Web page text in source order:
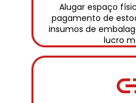
Alugar espaço
pagamento de
insumos de
lucro